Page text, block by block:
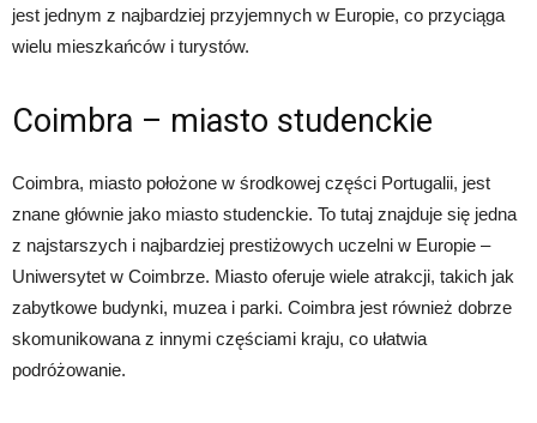
jest jednym z najbardziej przyjemnych w Europie, co przyciąga
wielu mieszkańców i turystów.
Coimbra – miasto studenckie
Coimbra, miasto położone w środkowej części Portugalii, jest
znane głównie jako miasto studenckie. To tutaj znajduje się jedna
z najstarszych i najbardziej prestiżowych uczelni w Europie –
Uniwersytet w Coimbrze. Miasto oferuje wiele atrakcji, takich jak
zabytkowe budynki, muzea i parki. Coimbra jest również dobrze
skomunikowana z innymi częściami kraju, co ułatwia
podróżowanie.